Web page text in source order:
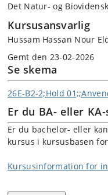
Det Natur- og
Kursusansvarlig
Hussam Hassan Nour
Gemt den 23-02-2026
Se skema
26E-B2-2;Hold
Er du BA- eller
Er du bachelor- eller
kursus i kursusbasen
Kursusinformation for